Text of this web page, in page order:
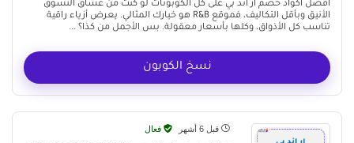
أفضل أكواد خصم ار اند بي على كل الكوبونات لو كنت من عشاق التسوق
الأنيق وبأقل التكاليف، فموقع R&B هو خيارك المثالي. يعرض أزياء راقية
تناسب كل الأذواق، وكلها بأسعار معقولة. بس الأجمل من كذا؟ ...
نسخ الكوبون
قبل 6 أشهر فعال